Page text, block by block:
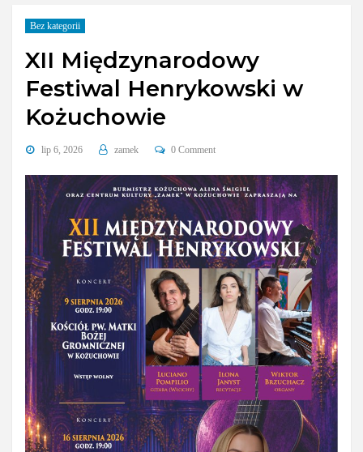
Bez kategorii
XII Międzynarodowy
Festiwal Henrykowski w
Kożuchowie
lip 6, 2026 zamek 0 Comment